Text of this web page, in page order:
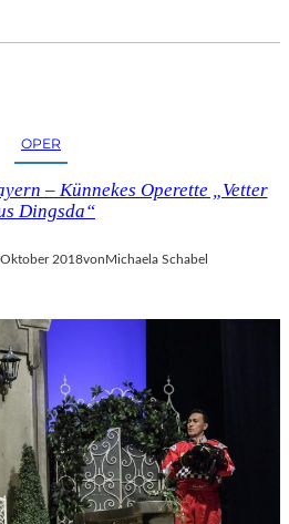
OPER
– Künnekes Operette „Vetter
Dingsda“
2018vonMichaela Schabel